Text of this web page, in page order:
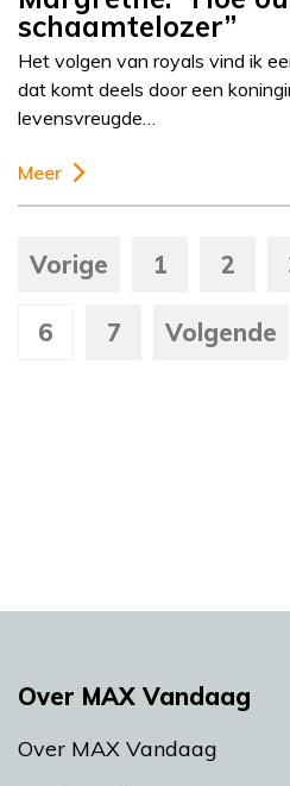
schaamtelozer”
Het volgen van royals vind ik
dat komt deels door een
levensvreugde…
Meer
Vorige 1 2
6 7 Volgende
Over MAX Vandaag
Over MAX Vandaag